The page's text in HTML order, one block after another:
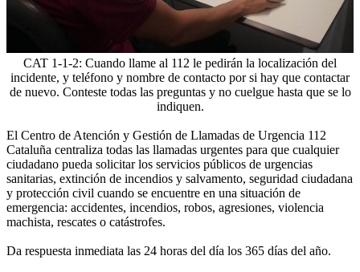
CAT 1-1-2: Cuando llame al 112 le pedirán la localización del
incidente, y teléfono y nombre de contacto por si hay que contactar
de nuevo. Conteste todas las preguntas y no cuelgue hasta que se lo
indiquen.
El Centro de Atención y Gestión de Llamadas de Urgencia 112
Cataluña centraliza todas las llamadas urgentes para que cualquier
ciudadano pueda solicitar los servicios públicos de urgencias
sanitarias, extinción de incendios y salvamento, seguridad ciudadana
y protección civil cuando se encuentre en una situación de
emergencia: accidentes, incendios, robos, agresiones, violencia
machista, rescates o catástrofes.
Da respuesta inmediata las 24 horas del día los 365 días del año.